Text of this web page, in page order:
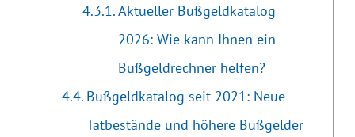
Aktueller Bußgeldkatalog
2026: Wie kann Ihnen ein
Bußgeldrechner helfen?
Bußgeldkatalog seit 2021: Neue
Tatbestände und höhere Bußgelder